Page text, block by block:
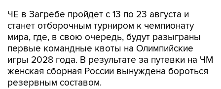
ЧЕ в Загребе пройдет с 13 по 23 августа и
станет отборочным турниром к чемпионату
мира, где, в свою очередь, будут разыграны
первые командные квоты на Олимпийские
игры 2028 года. В результате за путевки на ЧМ
женская сборная России вынуждена бороться
резервным составом.